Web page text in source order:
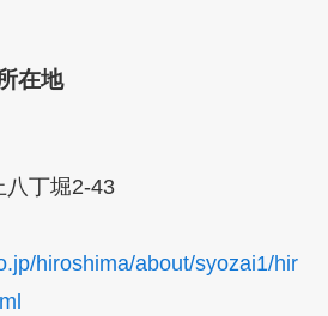
在地
八丁堀2-43
hiroshima/about/syozai1/hir